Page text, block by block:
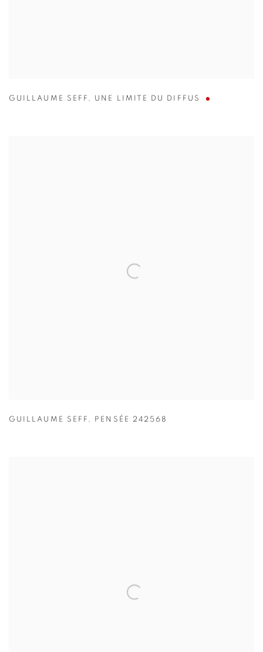
GUILLAUME SEFF , UNE LIMITE DU DIFFUS
GUILLAUME SEFF , PENSÉE 242568